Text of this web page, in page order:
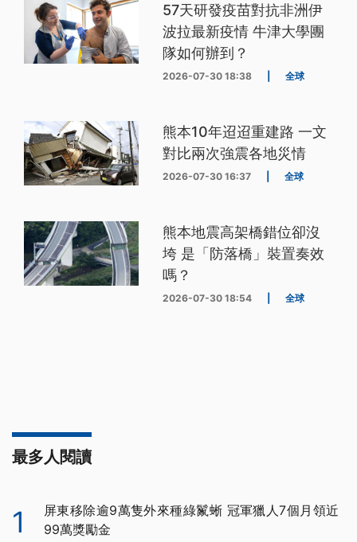
57天研發疫苗對抗非洲伊
波拉最新疫情 牛津大學團
隊如何辦到？
2026-07-30 18:38 全球
熊本10年迢迢重建路 一文
對比兩次強震各地災情
2026-07-30 16:37 全球
熊本地震高架橋錯位卻沒
垮 是「防落橋」裝置奏效
嗎？
2026-07-30 18:54 全球
最多人閱讀
1
屏東移除逾9萬隻外來種綠鬣蜥 冠軍獵人7個月領近
99萬獎勵金